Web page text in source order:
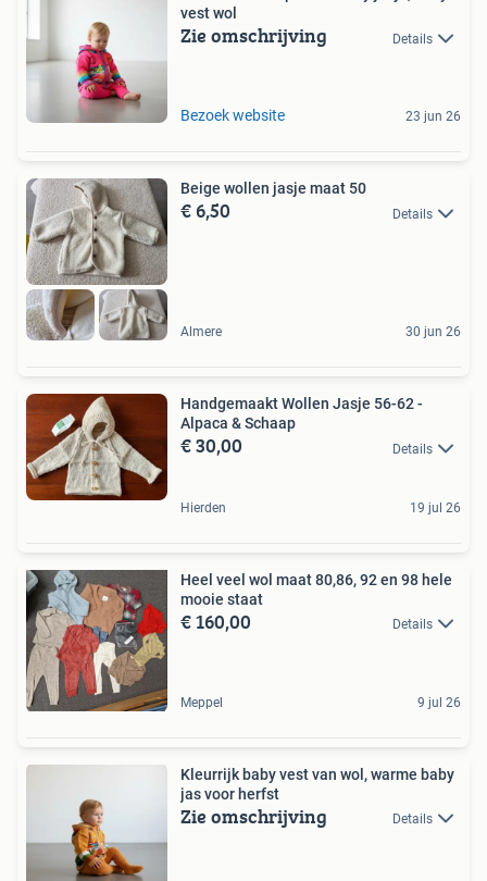
vest wol
Zie omschrijving Details
Bezoek website 23 jun 26
Beige wollen jasje maat 50
€ 6,50 Details
Almere 30 jun 26
Handgemaakt Wollen Jasje 56-62 -
Alpaca & Schaap
€ 30,00 Details
Hierden 19 jul 26
Heel veel wol maat 80,86, 92 en 98 hele
mooie staat
€ 160,00 Details
Meppel 9 jul 26
Kleurrijk baby vest van wol, warme baby
jas voor herfst
Zie omschrijving Details